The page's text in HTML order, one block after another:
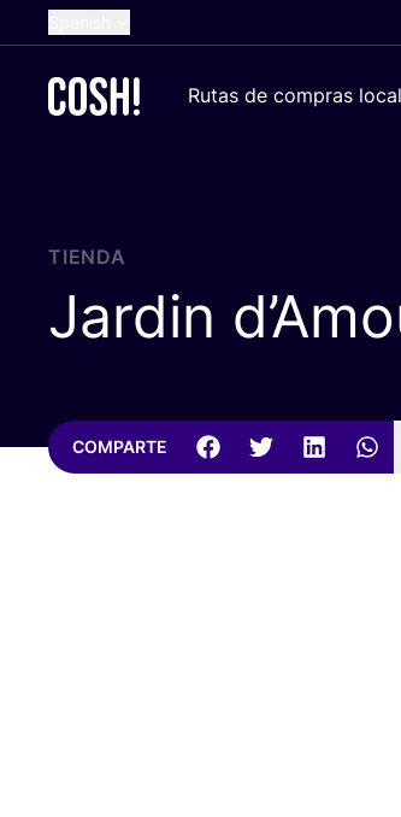
Dutch
Croatian
Rutas de compras
TIENDA
Jardin
COMPARTE